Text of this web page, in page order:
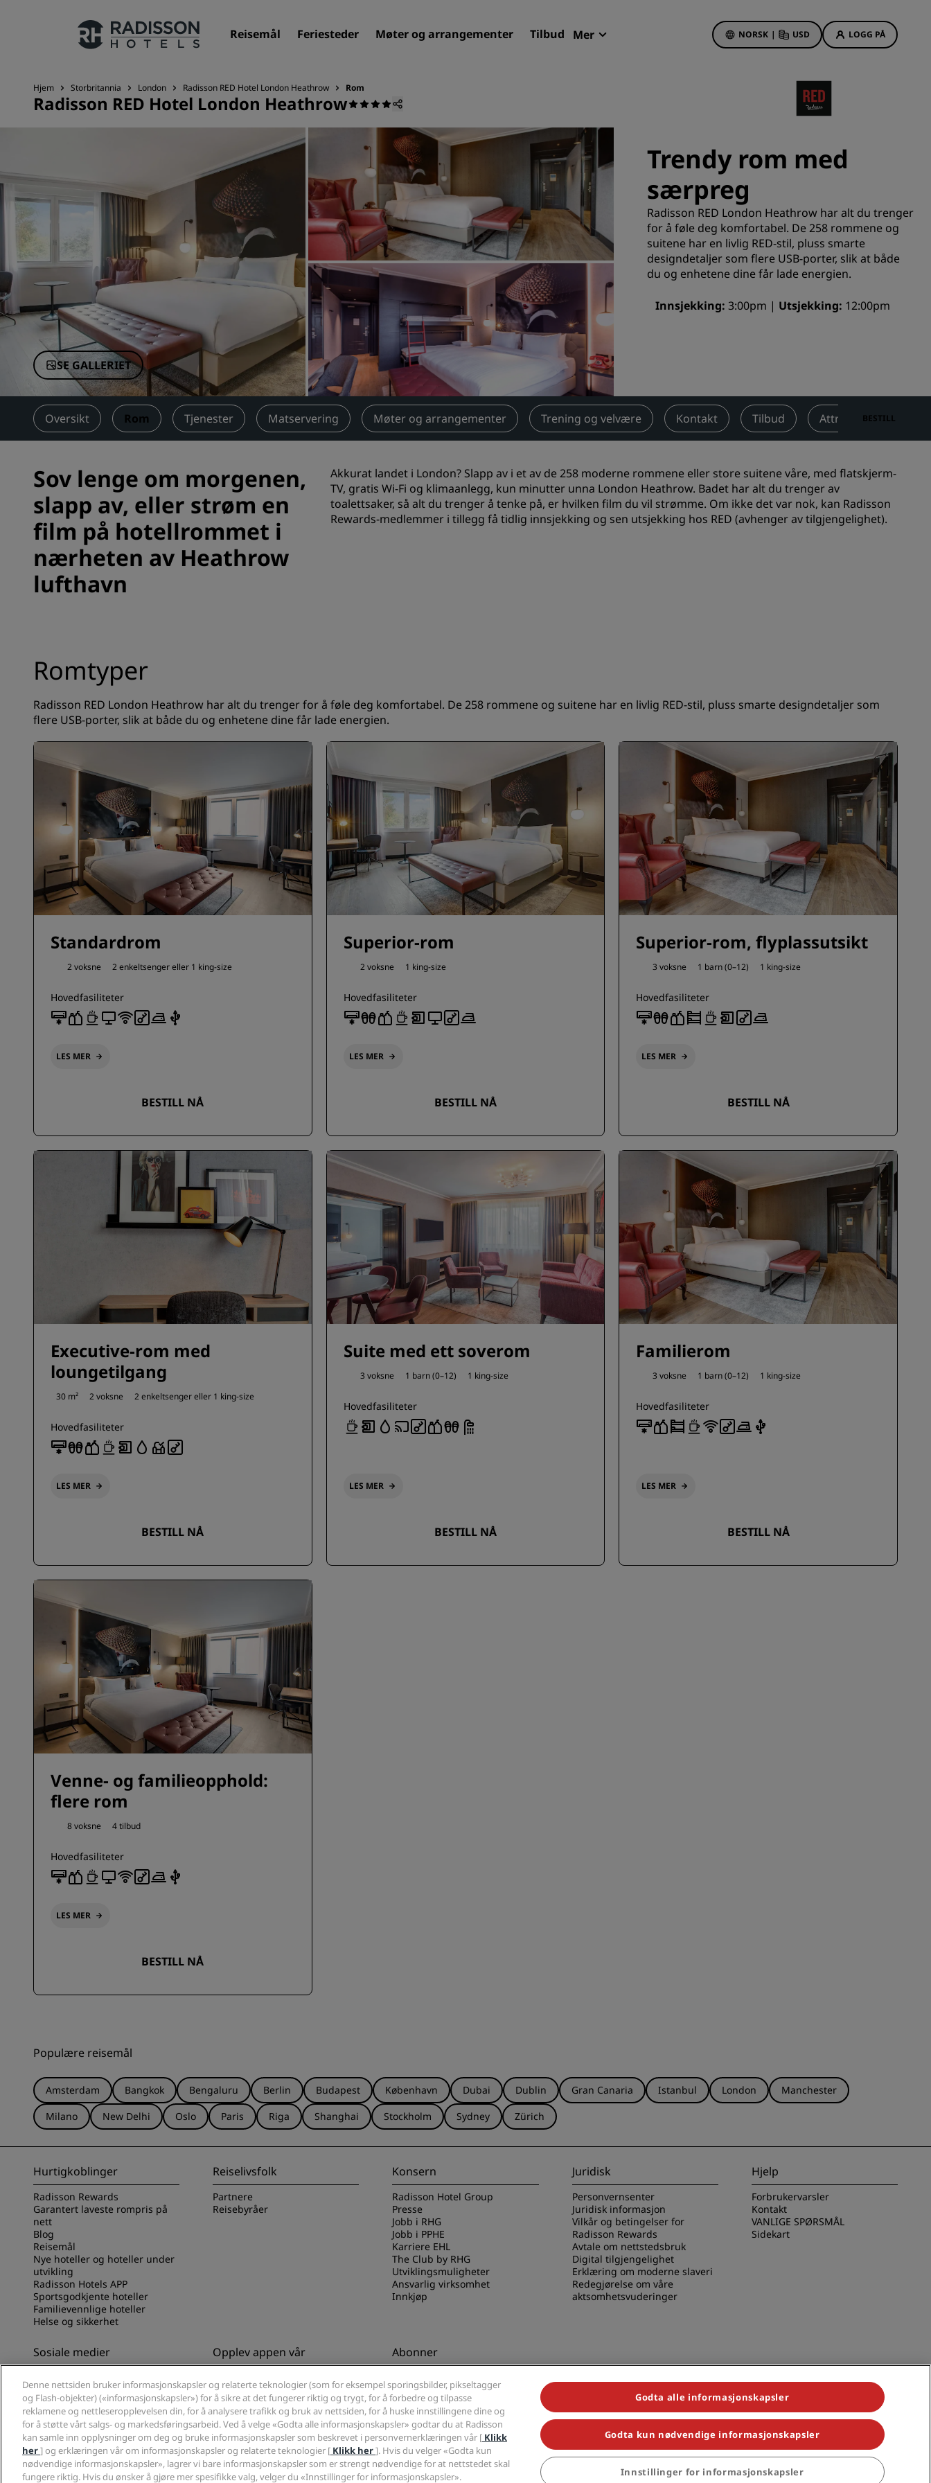
Reisemål Feriesteder Møter og arrangementer Tilbud Mer NORSK | USD LOGG PÅ
Merkevarene våre
Tilknyttede merker i Kina
Reisemål
Feriesteder
Betjente leiligheter
Flyplasshoteller
Nye og kommende hoteller
Møter og arrangementer
Opplev Radisson Meetings
Bestill et møterom
Be om et tilbud
Arrangementsreisemål
Bransjeløsninger
Søk etter flyvninger
Søk etter flyvninger
Matservering
Søk etter en restaurant
Første gang er det ekstra
hyggelig
Deals of the Day
Bestill på forhånd
Se pakkene våre
Reiseideer
Familievennlige hoteller
Forretningsreisende
Hoteller i sentrum
Radisson Rewards
Oppdag Radisson Rewards
Hjem Storbritannia London Radisson RED Hotel London Heathrow Rom
Radisson RED Hotel London Heathrow
SE GALLERIET
Trendy rom med
særpreg
Radisson RED London Heathrow har alt du trenger
for å føle deg komfortabel. De 258 rommene og
suitene har en livlig RED-stil, pluss smarte
designdetaljer som flere USB-porter, slik at både
du og enhetene dine får lade energien.
Innsjekking 3:00pm Utsjekking 12:00pm
Oversikt Rom Tjenester Matservering Møter og arrangementer Trening og velvære Kontakt Tilbud Attraksjoner i
BESTILL
Sov lenge om morgenen,
slapp av, eller strøm en
film på hotellrommet i
nærheten av Heathrow
lufthavn
Akkurat landet i London? Slapp av i et av de 258 moderne rommene eller store suitene våre, med flatskjerm-
TV, gratis Wi-Fi og klimaanlegg, kun minutter unna London Heathrow. Badet har alt du trenger av
toalettsaker, så alt du trenger å tenke på, er hvilken film du vil strømme. Om ikke det var nok, kan Radisson
Rewards-medlemmeri tillegg få tidlig innsjekking og sen utsjekking hos RED (avhenger av tilgjengelighet).
Romtyper
Radisson RED London Heathrow har alt du trenger for å føle deg komfortabel. De 258 rommene og suitene har en livlig RED-stil, pluss smarte designdetaljer som
flere USB-porter, slik at både du og enhetene dine får lade energien.
Standardrom
2 voksne 2 enkeltsenger eller 1 king-size
Hovedfasiliteter
LES MER
BESTILL NÅ
Superior-rom
2 voksne 1 king-size
Hovedfasiliteter
LES MER
BESTILL NÅ
Superior-rom, flyplassutsikt
3 voksne 1 barn (0–12) 1 king-size
Hovedfasiliteter
LES MER
BESTILL NÅ
Executive-rom med
loungetilgang
30 m² 2 voksne 2 enkeltsenger eller 1 king-size
Hovedfasiliteter
LES MER
BESTILL NÅ
Suite med ett soverom
3 voksne 1 barn (0–12) 1 king-size
Hovedfasiliteter
LES MER
BESTILL NÅ
Familierom
3 voksne 1 barn (0–12) 1 king-size
Hovedfasiliteter
LES MER
BESTILL NÅ
Venne- og familieopphold:
flere rom
8 voksne 4 tilbud
Hovedfasiliteter
LES MER
BESTILL NÅ
Populære reisemål
Amsterdam Bangkok Bengaluru Berlin Budapest København Dubai Dublin Gran Canaria Istanbul London
Manchester
Milano
New Delhi Oslo Paris Riga Shanghai Stockholm Sydney Zürich
Hurtigkoblinger
Radisson Rewards
Garantert laveste rompris på
nett
Blog
Reisemål
Nye hoteller og hoteller under
utvikling
Radisson Hotels APP
Sportsgodkjente hoteller
Familievennlige hoteller
Helse og sikkerhet
Reiselivsfolk
Partnere
Reisebyråer
Konsern
Radisson Hotel Group
Presse
Jobb i RHG
Jobb i PPHE
Karriere EHL
The Club by RHG
Utviklingsmuligheter
Ansvarlig virksomhet
Innkjøp
Juridisk
Personvernsenter
Juridisk informasjon
Vilkår og betingelser for
Radisson Rewards
Avtale om nettstedsbruk
Digital tilgjengelighet
Erklæring om moderne slaveri
Redegjørelse om våre
aktsomhetsvuderinger
Hjelp
Forbrukervarsler
Kontakt
VANLIGE SPØRSMÅL
Sidekart
Sosiale medier Opplev appen vår Abonner
populære tilbudene våre
© 2026 Radisson Hotel Group.Med enerett. RHG Radisson Hotel Group, Radisson, Radisson RED, Radisson Blu, Radisson Collection, Radisson Individuals, Park Plaza, Park Inn, Country Inn & Suites, Prize by Radisson, Radisson
Rewards og Radisson Meetings er varemerker som tilhører Radisson Hotel Group.
Denne nettsiden bruker informasjonskapsler og relaterte teknologier (som for eksempel sporingsbilder, pikseltagger
og Flash-objekter) («informasjonskapsler») for å sikre at det fungerer riktig og trygt, for å forbedre og tilpasse
reklamene og nettleseropplevelsen din, for å analysere trafikk og bruk av nettsiden, for å huske innstillingene dine og
for å støtte vårt salgs- og markedsføringsarbeid. Ved å velge «Godta alle informasjonskapsler» godtar du at Radisson
kan samle inn opplysninger om deg og bruke informasjonskapsler som beskrevet i personvernerklæringen vår [ Klikk
her] og erklæringen vår om informasjonskapsler og relaterte teknologier [ Klikk her]. Hvis du velger «Godta kun
nødvendige informasjonskapsler», lagrer vi bare informasjonskapsler som er strengt nødvendige for at nettstedet skal
fungere riktig. Hvis du ønsker å gjøre mer spesifikke valg, velger du «Innstillinger for informasjonskapsler».
Godta alle informasjonskapsler
Godta kun nødvendige informasjonskapsler
Innstillinger for informasjonskapsler